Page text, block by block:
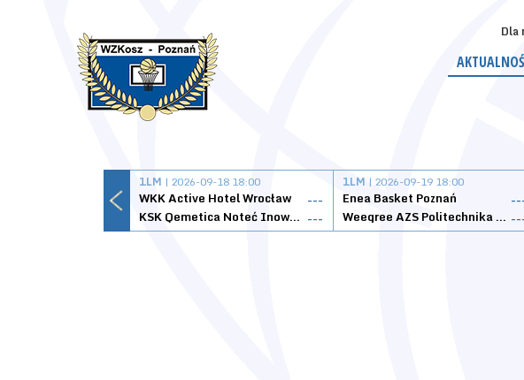
Dla
1LM | 2026-09-18 18:00
WKK Active Hotel Wrocław
---
KSK Qemetica Noteć Inowrocław ---
1LM | 2026-09-19 18:00
Enea Basket Poznań
Weegree AZS Politechnika Opolska